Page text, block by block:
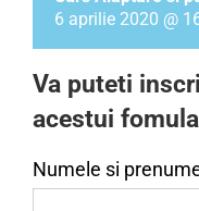
6 aprilie 2020 @
Va puteti
acestui
Numele si